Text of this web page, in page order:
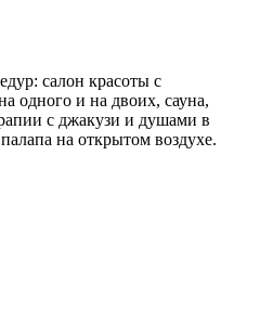
салон красоты с
одного и на двоих, сауна,
с джакузи и душами в
на открытом воздухе.